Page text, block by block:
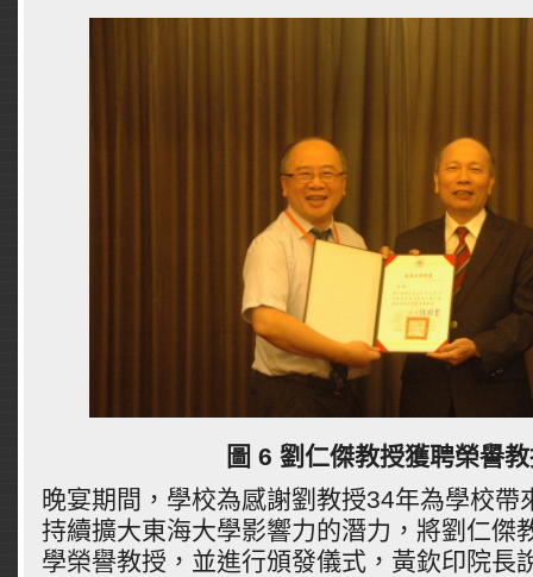
圖 6 劉仁傑教授獲聘榮譽
晚宴期間，學校為感謝劉教授34年為學校帶
持續擴大東海大學影響力的潛力，將劉仁傑
學榮譽教授，並進行頒發儀式，黃欽印院長